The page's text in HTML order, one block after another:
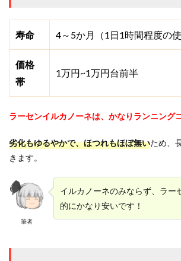
寿命 4～5か月（1日1時間程度の使
価格
帯
1万円~1万円台前半
ラーセンイルカノーネは、かなりランニング
劣化もゆるやかで、ほつれもほぼ無いため、
きます。
筆者
イルカノーネのみならず、ラー
的にかなり安いです！